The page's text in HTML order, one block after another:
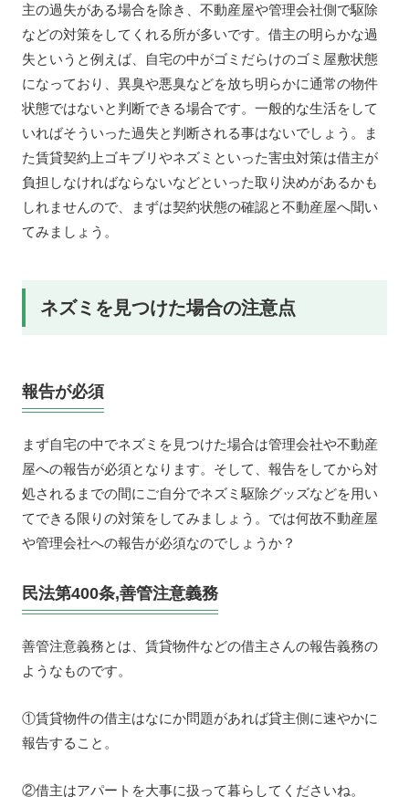
主の過失がある場合を除き、不動産屋や管理会社側で駆除
などの対策をしてくれる所が多いです。借主の明らかな過
失というと例えば、自宅の中がゴミだらけのゴミ屋敷状態
になっており、異臭や悪臭などを放ち明らかに通常の物件
状態ではないと判断できる場合です。一般的な生活をして
いればそういった過失と判断される事はないでしょう。ま
た賃貸契約上ゴキブリやネズミといった害虫対策は借主が
負担しなければならないなどといった取り決めがあるかも
しれませんので、まずは契約状態の確認と不動産屋へ聞い
てみましょう。
ネズミを見つけた場合の注意点
報告が必須
まず自宅の中でネズミを見つけた場合は管理会社や不動産
屋への報告が必須となります。そして、報告をしてから対
処されるまでの間にご自分でネズミ駆除グッズなどを用い
てできる限りの対策をしてみましょう。では何故不動産屋
や管理会社への報告が必須なのでしょうか？
民法第400条,善管注意義務
善管注意義務とは、賃貸物件などの借主さんの報告義務の
ようなものです。
①賃貸物件の借主はなにか問題があれば貸主側に速やかに
報告すること。
②借主はアパートを大事に扱って暮らしてくださいね。